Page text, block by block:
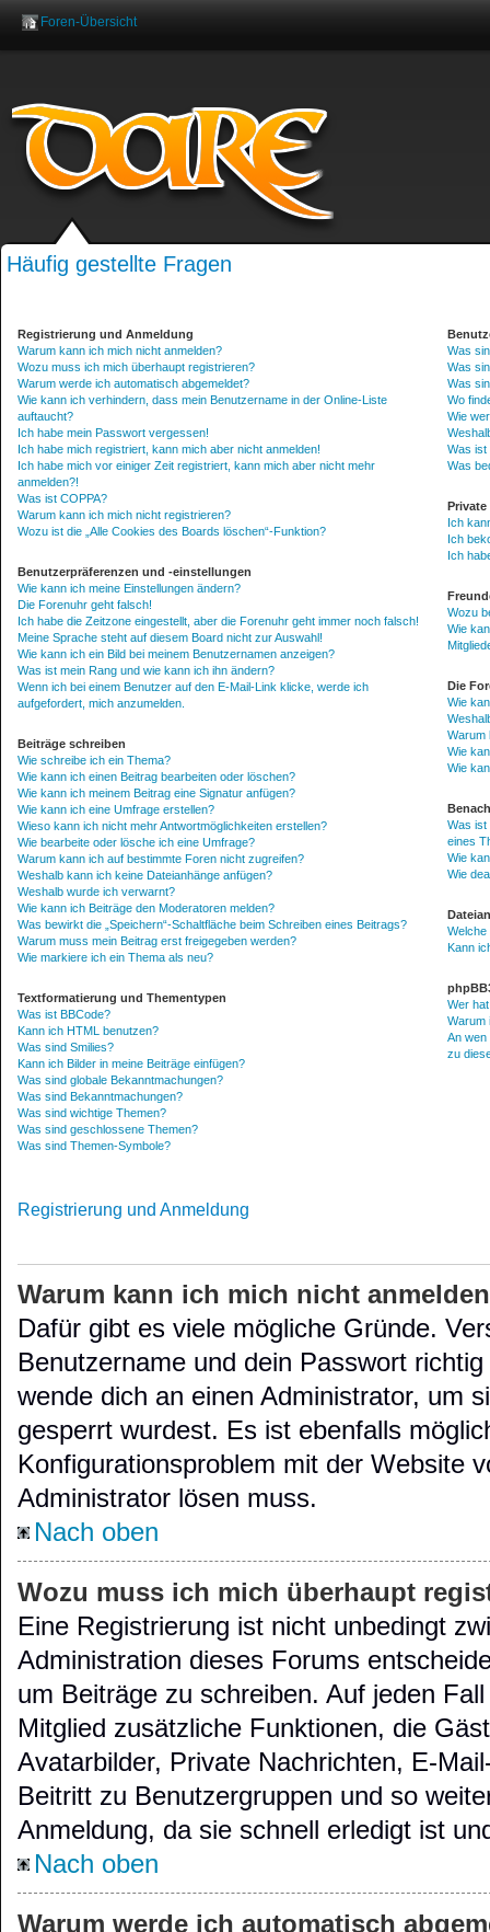
Foren-Übersicht
Häufig gestellte Fragen
Registrierung und Anmeldung
Warum kann ich mich nicht anmelden?
Wozu muss ich mich überhaupt registrieren?
Warum werde ich automatisch abgemeldet?
Wie kann ich verhindern, dass mein Benutzername in der Online-Liste
auftaucht?
Ich habe mein Passwort vergessen!
Ich habe mich registriert, kann mich aber nicht anmelden!
Ich habe mich vor einiger Zeit registriert, kann mich aber nicht mehr
anmelden?!
Was ist COPPA?
Warum kann ich mich nicht registrieren?
Wozu ist die „Alle Cookies des Boards löschen“-Funktion?
Benutzerpräferenzen und -einstellungen
Wie kann ich meine Einstellungen ändern?
Die Forenuhr geht falsch!
Ich habe die Zeitzone eingestellt, aber die Forenuhr geht immer noch falsch!
Meine Sprache steht auf diesem Board nicht zur Auswahl!
Wie kann ich ein Bild bei meinem Benutzernamen anzeigen?
Was ist mein Rang und wie kann ich ihn ändern?
Wenn ich bei einem Benutzer auf den E-Mail-Link klicke, werde ich
aufgefordert, mich anzumelden.
Beiträge schreiben
Wie schreibe ich ein Thema?
Wie kann ich einen Beitrag bearbeiten oder löschen?
Wie kann ich meinem Beitrag eine Signatur anfügen?
Wie kann ich eine Umfrage erstellen?
Wieso kann ich nicht mehr Antwortmöglichkeiten erstellen?
Wie bearbeite oder lösche ich eine Umfrage?
Warum kann ich auf bestimmte Foren nicht zugreifen?
Weshalb kann ich keine Dateianhänge anfügen?
Weshalb wurde ich verwarnt?
Wie kann ich Beiträge den Moderatoren melden?
Was bewirkt die „Speichern“-Schaltfläche beim Schreiben eines Beitrags?
Warum muss mein Beitrag erst freigegeben werden?
Wie markiere ich ein Thema als neu?
Textformatierung und Thementypen
Was ist BBCode?
Kann ich HTML benutzen?
Was sind Smilies?
Kann ich Bilder in meine Beiträge einfügen?
Was sind globale Bekanntmachungen?
Was sind Bekanntmachungen?
Was sind wichtige Themen?
Was sind geschlossene Themen?
Was sind Themen-Symbole?
Was
Was
Was
Wo
Wie
Was ist
Was
Private
Ich
Ich
Ich
Wozu
Wie
Die
Wie
Warum
Wie
Wie
Was ist
eines
Wie
Wie
Welche
Kann
Wer
Warum
An wen
zu
Registrierung und Anmeldung
Warum kann ich mich nicht
Dafür gibt es viele mögliche Gründe.
Benutzername und dein Passwort
wende dich an einen Administrator, um
gesperrt wurdest. Es ist ebenfalls
Konfigurationsproblem mit der Website
Administrator lösen muss.
Nach oben
Wozu muss ich mich überhaupt
Eine Registrierung ist nicht unbedingt
Administration dieses Forums
um Beiträge zu schreiben. Auf jeden
Mitglied zusätzliche Funktionen, die
Avatarbilder, Private Nachrichten, E-
Beitritt zu Benutzergruppen und so
Anmeldung, da sie schnell erledigt ist
Nach oben
Warum werde ich automatisch